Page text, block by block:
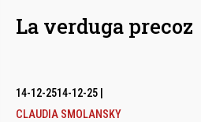
La verduga precoz
14-12-2514-12-25
CLAUDIA SMOLANSKY